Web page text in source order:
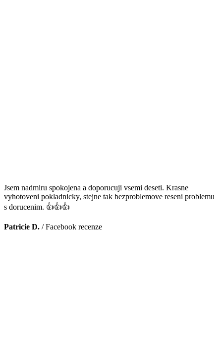
Jsem nadmiru spokojena a doporucuji vsemi deseti. Krasne
vyhotoveni pokladnicky, stejne tak bezproblemove reseni problemu
s dorucenim. 👍👍👍
Patricie D. /Facebook recenze